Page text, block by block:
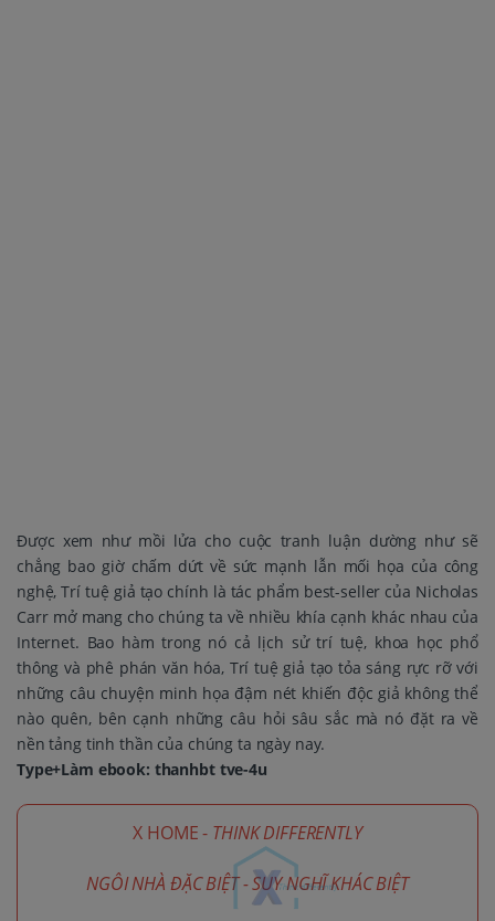
Được xem như mồi lửa cho cuộc tranh luận dường như sẽ
chẳng bao giờ chấm dứt về sức mạnh lẫn mối họa của công
nghệ, Trí tuệ giả tạo chính là tác phẩm best-seller của Nicholas
Carr mở mang cho chúng ta về nhiều khía cạnh khác nhau của
Internet. Bao hàm trong nó cả lịch sử trí tuệ, khoa học phổ
thông và phê phán văn hóa, Trí tuệ giả tạo tỏa sáng rực rỡ với
những câu chuyện minh họa đậm nét khiến độc giả không thể
nào quên, bên cạnh những câu hỏi sâu sắc mà nó đặt ra về
nền tảng tinh thần của chúng ta ngày nay.
Type+Làm ebook: thanhbt tve-4u
X HOME - THINK DIFFERENTLY
NGÔI NHÀ ĐẶC BIỆT - SUY NGHĨ KHÁC BIỆT